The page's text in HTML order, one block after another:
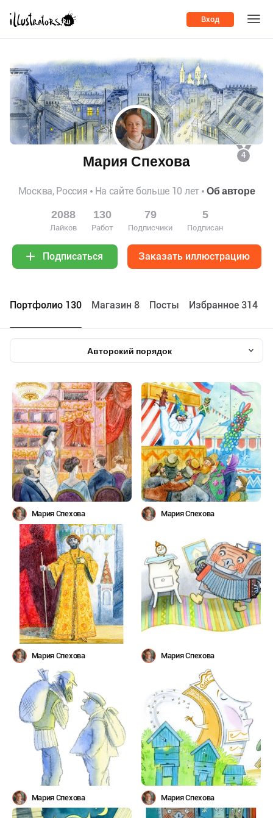
Вход
4
Мария Спехова
Москва, Россия На сайте больше 10 лет Об авторе
2088
Лайков
130
Работ
79
Подписчики
5
Подписан
Подписаться Заказать иллюстрацию
Портфолио 130 Maгазин 8 Посты Избранное 314
Авторский порядок
Мария Спехова Мария Спехова
Мария Спехова Мария Спехова
Мария Спехова Мария Спехова